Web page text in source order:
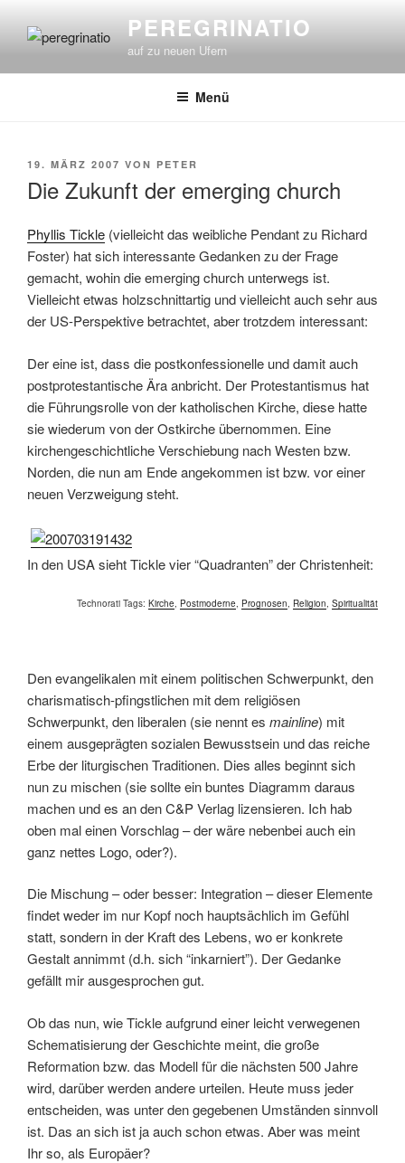
Inhalt
PEREGRINATIO
auf zu neuen Ufern
Menü
VERÖFFENTLICHT
19. MÄRZ 2007 VON PETER
Die Zukunft der emerging church
Phyllis Tickle (vielleicht das weibliche Pendant zu Richard
Foster) hat sich interessante Gedanken zu der Frage
gemacht, wohin die emerging church unterwegs ist.
Vielleicht etwas holzschnittartig und vielleicht auch sehr aus
der US-Perspektive betrachtet, aber trotzdem interessant:
Der eine ist, dass die postkonfessionelle und damit auch
postprotestantische Ära anbricht. Der Protestantismus hat
die Führungsrolle von der katholischen Kirche, diese hatte
sie wiederum von der Ostkirche übernommen. Eine
kirchengeschichtliche Verschiebung nach Westen bzw.
Norden, die nun am Ende angekommen ist bzw. vor einer
neuen Verzweigung steht.
In den USA sieht Tickle vier “Quadranten” der Christenheit:
Technorati Tags: Kirche Postmoderne Prognosen Religion Spiritualität
Den evangelikalen mit einem politischen Schwerpunkt, den
charismatisch-pfingstlichen mit dem religiösen
Schwerpunkt, den liberalen (sie nennt es mainline) mit
einem ausgeprägten sozialen Bewusstsein und das reiche
Erbe der liturgischen Traditionen. Dies alles beginnt sich
nun zu mischen (sie sollte ein buntes Diagramm daraus
machen und es an den C&P Verlag lizensieren. Ich hab
oben mal einen Vorschlag – der wäre nebenbei auch ein
ganz nettes Logo, oder?).
Die Mischung – oder besser: Integration – dieser Elemente
findet weder im nur Kopf noch hauptsächlich im Gefühl
statt, sondern in der Kraft des Lebens, wo er konkrete
Gestalt annimmt (d.h. sich “inkarniert”). Der Gedanke
gefällt mir ausgesprochen gut.
Ob das nun, wie Tickle aufgrund einer leicht verwegenen
Schematisierung der Geschichte meint, die große
Reformation bzw. das Modell für die nächsten 500 Jahre
wird, darüber werden andere urteilen. Heute muss jeder
entscheiden, was unter den gegebenen Umständen sinnvoll
ist. Das an sich ist ja auch schon etwas. Aber was meint
Ihr so, als Europäer?